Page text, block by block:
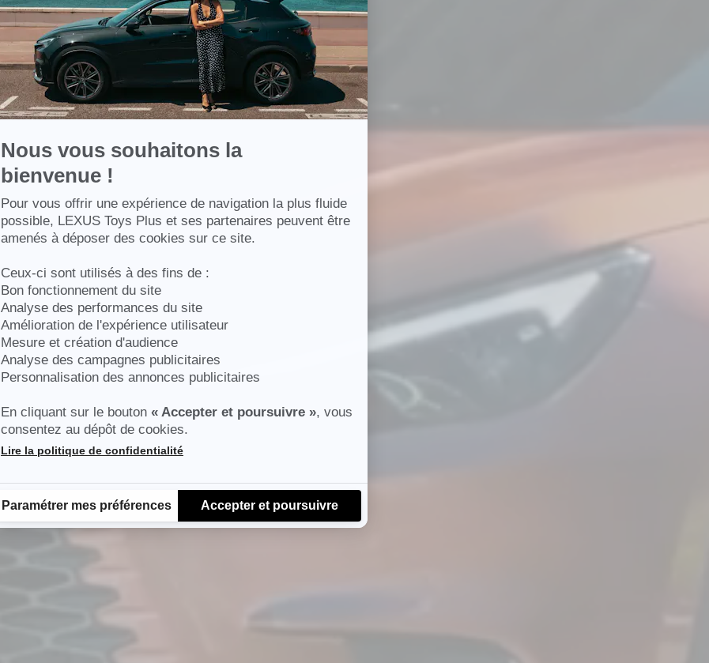
Nous vous souhaitons la
bienvenue !
Pour vous offrir une expérience de navigation la plus fluide
possible, LEXUS Toys Plus et ses partenaires peuvent être
amenés à déposer des cookies sur ce site.
Ceux-ci sont utilisés à des fins de :
Bon fonctionnement du site
Analyse des performances du site
Amélioration de l'expérience utilisateur
Mesure et création d'audience
Analyse des campagnes publicitaires
Personnalisation des annonces publicitaires
En cliquant sur le bouton « Accepter et poursuivre », vous
consentez au dépôt de cookies.
Plateforme de Gestion du Consentement : Personnalisez vos Options
Lire la politique de confidentialité
Paramétrer mes préférences Accepter et poursuivre
Axeptio consent